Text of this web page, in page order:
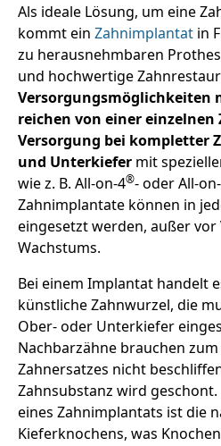
Als ideale Lösung, um eine
kommt ein Zahnimplantat in
zu herausnehmbaren
und hochwertige
Versorgungsmöglichkeiten
reichen von einer einzelnen
Versorgung bei kompletter
und Unterkiefer mit
wie z. B. All-on-4®- oder All-
Zahnimplantate können in
eingesetzt werden, außer vor
Wachstums.
Bei einem Implantat handelt
künstliche Zahnwurzel, die
Ober- oder Unterkiefer
Nachbarzähne brauchen
Zahnersatzes nicht
Zahnsubstanz wird
eines Zahnimplantats ist die
Kieferknochens, was